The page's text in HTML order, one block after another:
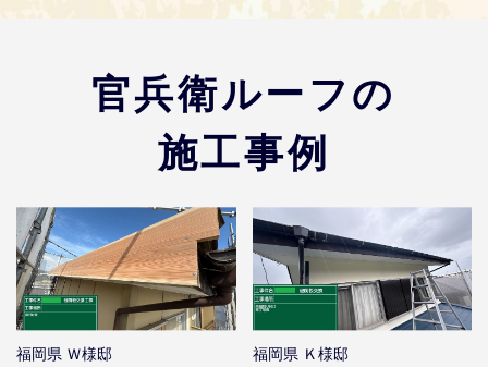
官兵衛ルーフの
施工事例
福岡県 Ｗ様邸 福岡県 Ｋ様邸